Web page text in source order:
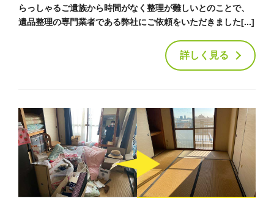
らっしゃるご遺族から時間がなく整理が難しいとのことで、
遺品整理の専門業者である弊社にご依頼をいただきました[...]
詳しく見る